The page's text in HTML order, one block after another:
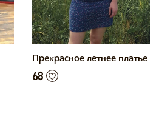
Прекрасное летнее платье
68